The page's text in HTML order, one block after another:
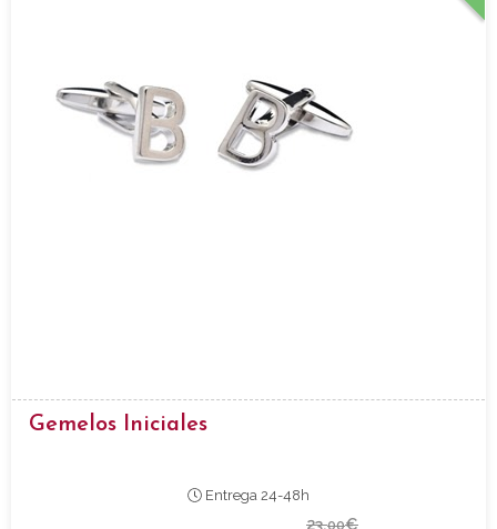
Gemelos Iniciales
Entrega 24-48h
23,00€